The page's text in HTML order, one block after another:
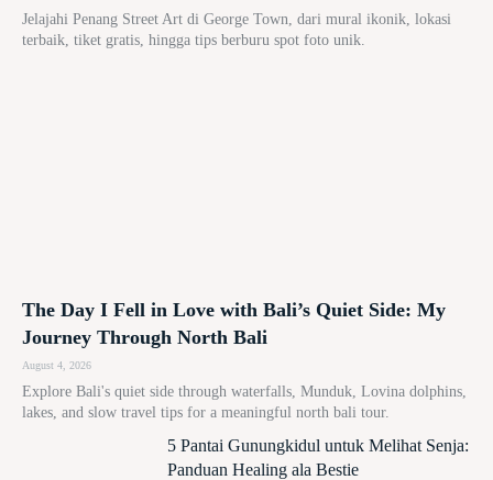
Jelajahi Penang Street Art di George Town, dari mural ikonik, lokasi
terbaik, tiket gratis, hingga tips berburu spot foto unik.
The Day I Fell in Love with Bali’s Quiet Side: My
Journey Through North Bali
August 4, 2026
Explore Bali's quiet side through waterfalls, Munduk, Lovina dolphins,
lakes, and slow travel tips for a meaningful north bali tour.
5 Pantai Gunungkidul untuk Melihat Senja:
Panduan Healing ala Bestie